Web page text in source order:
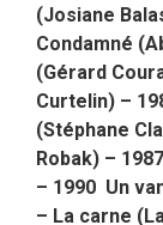
(Josiane
Condamné
(Gérard
Curtelin) –
(Stéphane
Robak) –
– 1990 Un
– La carne